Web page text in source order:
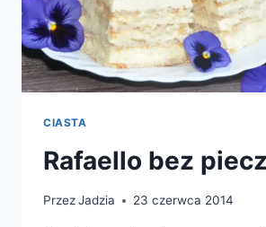
CIASTA
Rafaello bez
PrzezJadzia 23 czerwca 2014